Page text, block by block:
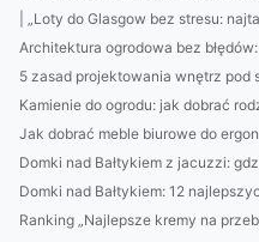
| „Loty do Glasgow bez stresu:
Architektura ogrodowa bez
5 zasad projektowania wnętrz pod
Kamienie do ogrodu: jak dobrać
Jak dobrać meble biurowe do
Domki nad Bałtykiem z jacuzzi:
Domki nad Bałtykiem: 12
Ranking „Najlepsze kremy na